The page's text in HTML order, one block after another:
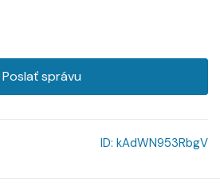
Poslať správu
ID: kAdWN953RbgV